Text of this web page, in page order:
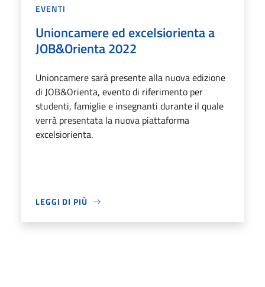
EVENTI
Unioncamere ed excelsiorienta a
JOB&Orienta 2022
Unioncamere sarà presente alla nuova edizione
di JOB&Orienta, evento di riferimento per
studenti, famiglie e insegnanti durante il quale
verrà presentata la nuova piattaforma
excelsiorienta.
LEGGI DI PIÙ